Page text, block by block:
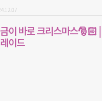
이 바로 크리스마스🎅🏻
이드